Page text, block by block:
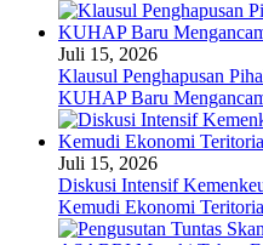
Juli 15, 2026
Klausul Penghapusan
KUHAP Baru
Juli 15, 2026
Diskusi Intensif
Kemudi Ekonomi